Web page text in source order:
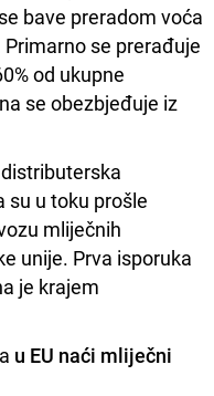
bave preradom voća
Primarno se prerađuje
od ukupne
se obezbjeđuje iz
su u toku prošle
mliječnih
unije. Prva isporuka
je krajem
u EU naći mliječni